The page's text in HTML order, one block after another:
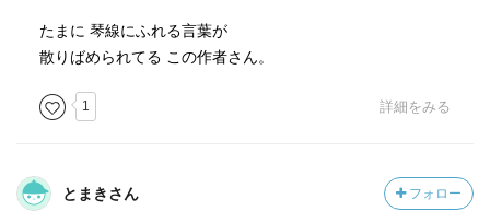
たまに 琴線にふれる言葉が
散りばめられてる この作者さん。
1 詳細をみる
とまきさん フォロー